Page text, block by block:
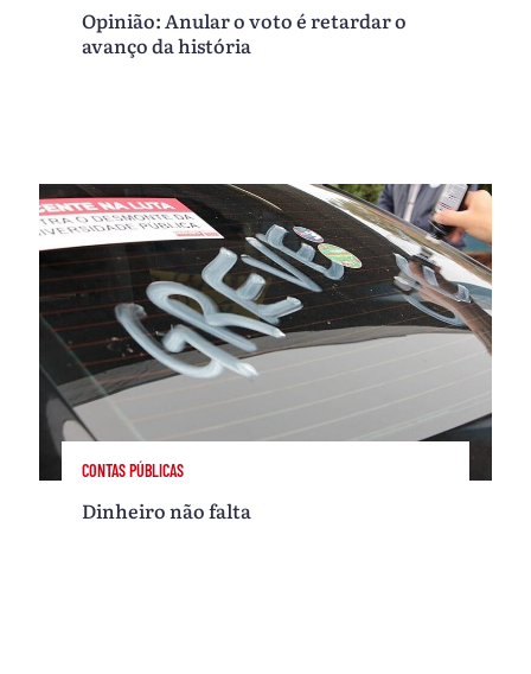
Opinião: Anular o voto é retardar o
avanço da história
CONTAS PÚBLICAS
Dinheiro não falta